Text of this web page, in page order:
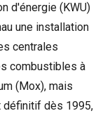
d'énergie (KWU)
une installation
centrales
combustibles à
(Mox), mais
définitif dès 1995,